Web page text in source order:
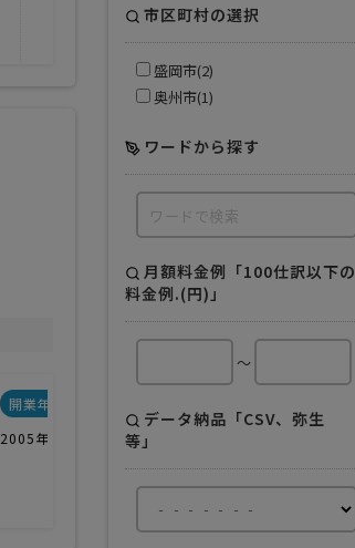
開業年
2005年
全般
市区町村の選択
盛岡市(2)
奥州市(1)
ワードから探す
月額料金例「100仕訳以下の
料金例.(円)」
～
データ納品「CSV、弥生
等」